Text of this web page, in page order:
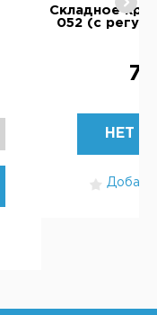
Складное
052 (с
7
НЕТ В